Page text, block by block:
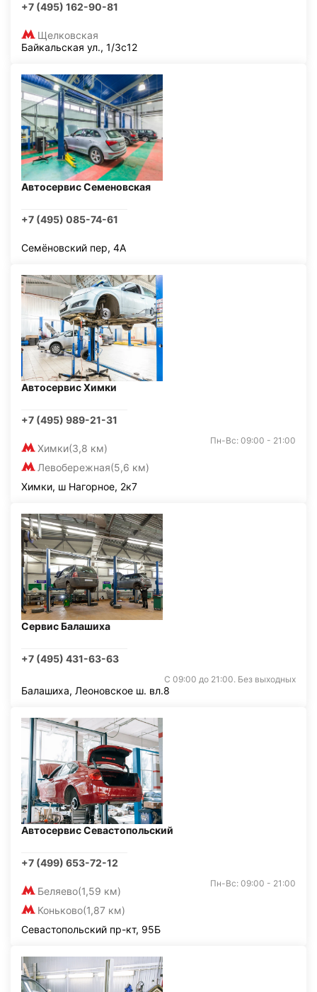
+7 (495) 162-90-81
Щелковская
Байкальская ул., 1/3с12
Автосервис Семеновская
+7 (495) 085-74-61
Семёновский пер, 4А
Автосервис Химки
+7 (495) 989-21-31
Химки(3,8 км)
Левобережная(5,6 км)
Пн-Вс: 09:00 - 21:00
Химки, ш Нагорное, 2к7
Сервис Балашиха
+7 (495) 431-63-63
С 09:00 до 21:00. Без выходных
Балашиха, Леоновское ш. вл.8
Автосервис Севастопольский
+7 (499) 653-72-12
Беляево(1,59 км)
Коньково(1,87 км)
Пн-Вс: 09:00 - 21:00
Севастопольский пр-кт, 95Б